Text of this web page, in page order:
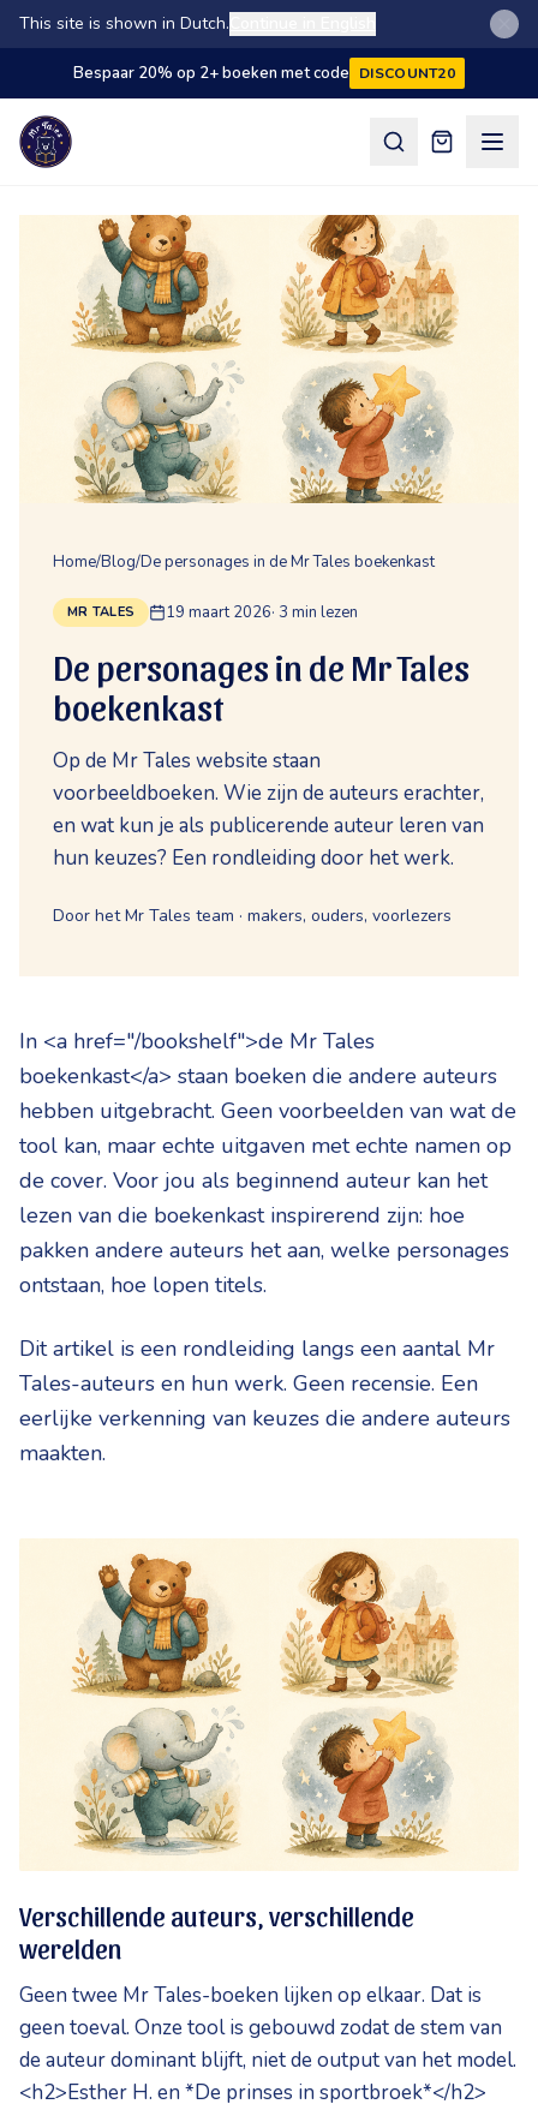
This site is shown in Dutch.
Bespaar 20% op 2+ boeken met code DISCOUNT20
Home/Blog/De personages in de Mr Tales boekenkast
MR TALES 19 maart 2026·3 min lezen
De personages in de Mr Tales
boekenkast
Op de Mr Tales website staan
voorbeeldboeken. Wie zijn de auteurs erachter,
en wat kun je als publicerende auteur leren van
hun keuzes? Een rondleiding door het werk.
Door het Mr Tales team · makers, ouders, voorlezers
In <a href="/bookshelf">de Mr Tales
boekenkast</a> staan boeken die andere auteurs
hebben uitgebracht. Geen voorbeelden van wat de
tool kan, maar echte uitgaven met echte namen op
de cover. Voor jou als beginnend auteur kan het
lezen van die boekenkast inspirerend zijn: hoe
pakken andere auteurs het aan, welke personages
ontstaan, hoe lopen titels.
Dit artikel is een rondleiding langs een aantal Mr
Tales-auteurs en hun werk. Geen recensie. Een
eerlijke verkenning van keuzes die andere auteurs
maakten.
Verschillende auteurs, verschillende
werelden
Geen twee Mr Tales-boeken lijken op elkaar. Dat is
geen toeval. Onze tool is gebouwd zodat de stem van
de auteur dominant blijft, niet de output van het model.
<h2>Esther H. en *De prinses in sportbroek*</h2>